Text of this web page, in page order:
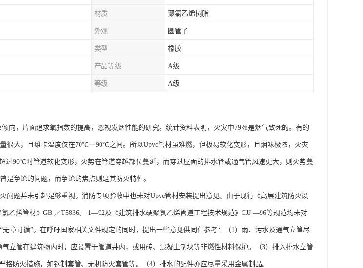
材质 聚氯乙烯树脂
外观 圆管子
类型 橡胶
产品等级 A级
等级 A级
向，片面追求氧指数的提高，忽视发烟性能的研究。统计资料表明，火灾中79％是烟气致死的。有的
很大，且维卡温度仅在70℃一90℃之间。所以Upvc管材虽难燃，但极易软化变形，且烟味极浓，火灾
过90℃时管道软化变形，火势在管道穿越部位蔓延，而穿过屋面的排水管或通气管风速更大，则火势蔓
是争论的问题，而争论的焦点则是其防火特性。
问题并未引起足够重视，消防专项验收中也未对Upvc管材安装提出意见。由于现行《高层建筑防火设
乙烯管材》GB ／T5836。 1—92及《建筑排水硬聚氯乙烯管道工程技术规范》CJJ —96等规范均未对
章可循”。在呼吁国家相关文件规定的同时，提出一些意见供同仁参考：（1）雨、污水及通气立管尽
立管在建筑物内时，应设置于管道井内，或用砖、混凝土制块等非燃性材料保护。（3）排入排水立管
格防火措施，如钢制套管、无机防火套管等。（4）排水的配件亦应尽量采用金属制品。